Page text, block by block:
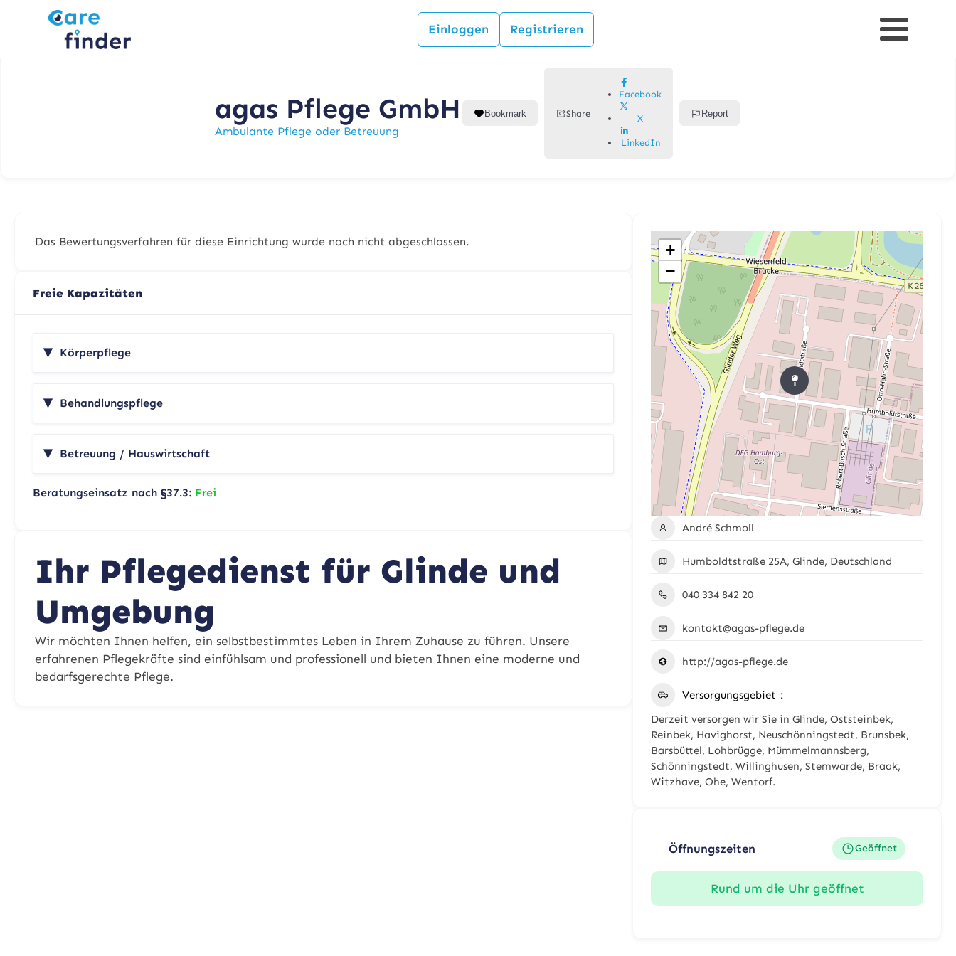
Einloggen Registrieren
agas Pflege GmbH
Ambulante Pflege oder Betreuung
Bookmark Share
Facebook
X
LinkedIn
Report
Das Bewertungsverfahren für diese Einrichtung wurde noch nicht abgeschlossen.
Freie Kapazitäten
Körperpflege
Behandlungspflege
Betreuung / Hauswirtschaft
Beratungseinsatz nach §37.3: Frei
Ihr Pflegedienst für Glinde und
Umgebung
Wir möchten Ihnen helfen, ein selbstbestimmtes Leben in Ihrem Zuhause zu führen. Unsere
erfahrenen Pflegekräfte sind einfühlsam und professionell und bieten Ihnen eine moderne und
bedarfsgerechte Pflege.
+
−
André Schmoll
Humboldtstraße 25A, Glinde, Deutschland
040 334 842 20
kontakt@agas-pflege.de
http://agas-pflege.de
Versorgungsgebiet
Derzeit versorgen wir Sie in Glinde, Oststeinbek,
Reinbek, Havighorst, Neuschönningstedt, Brunsbek,
Barsbüttel, Lohbrügge, Mümmelmannsberg,
Schönningstedt, Willinghusen, Stemwarde, Braak,
Witzhave, Ohe, Wentorf.
Öffnungszeiten Geöffnet
Rund um die Uhr geöffnet